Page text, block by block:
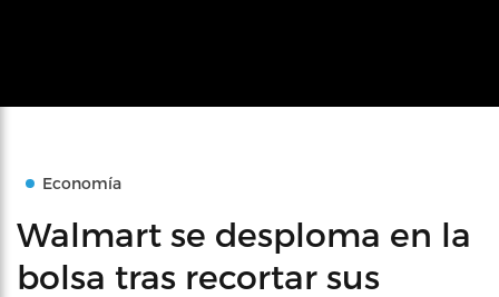
Economía
Walmart se desploma en la
bolsa tras recortar sus